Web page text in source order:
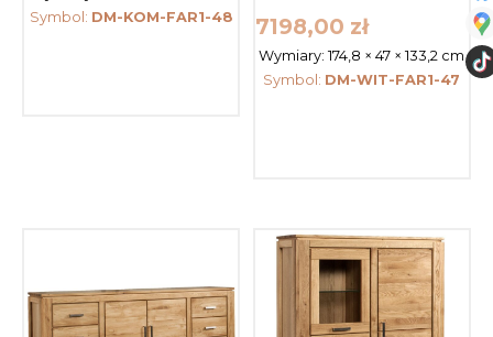
Symbol: DM-KOM-FAR1-48 7198,00 zł
Wymiary:174,8 × 47 × 133,2 cm
Symbol: DM-WIT-FAR1-47